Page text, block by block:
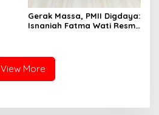
Gerak Massa, PMII Digdaya:
Isnaniah Fatma Wati Resmi
View More